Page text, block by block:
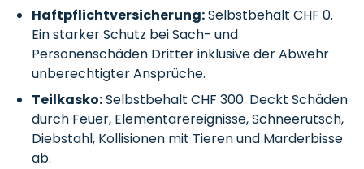
Haftpflichtversicherung:Selbstbehalt CHF 0.
Ein starker Schutz bei Sach- und
Personenschäden Dritter inklusive der Abwehr
unberechtigter Ansprüche.
Teilkasko:Selbstbehalt CHF 300. Deckt Schäden
durch Feuer, Elementarereignisse, Schneerutsch,
Diebstahl, Kollisionen mit Tieren und Marderbisse
ab.